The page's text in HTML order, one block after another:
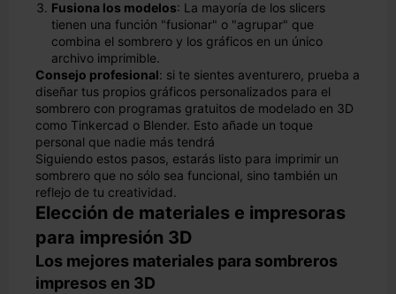
Fusiona los modelos: La mayoría de los slicers
tienen una función "fusionar" o "agrupar" que
combina el sombrero y los gráficos en un único
archivo imprimible.
Consejo profesional: si te sientes aventurero, prueba a
diseñar tus propios gráficos personalizados para el
sombrero con programas gratuitos de modelado en 3D
como Tinkercad o Blender. Esto añade un toque
personal que nadie más tendrá
Siguiendo estos pasos, estarás listo para imprimir un
sombrero que no sólo sea funcional, sino también un
reflejo de tu creatividad.
Elección de materiales e impresoras
para impresión 3D
Los mejores materiales para sombreros
impresos en 3D